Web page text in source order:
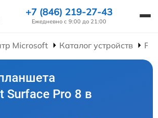
+7 (846) 219-27-43
Ежедневно с 9:00 до 21:00
Microsoft Каталог устройств
Surface Pro 8 в